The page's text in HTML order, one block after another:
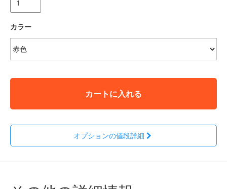
カラー
カートに入れる
オプションの値段詳細